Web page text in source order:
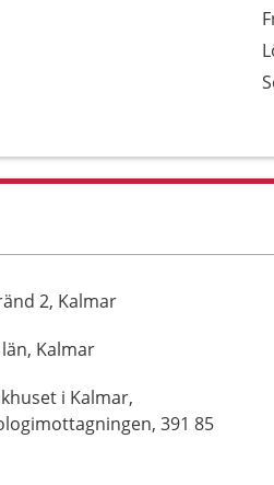
2, Kalmar
Kalmar
i Kalmar,
391 85